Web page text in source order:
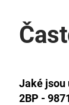
Jaké jsou
2BP -